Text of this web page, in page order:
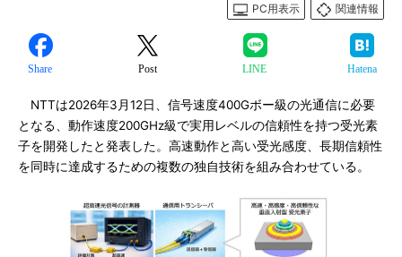
PC用表示
関連情報
Share Post LINE Hatena
NTTは2026年3月12日、信号速度400Gボー級の光通信に必要
となる、動作速度200GHz級で実用レベルの信頼性を持つ受光素
子を開発したと発表した。高速動作と高い受光感度、長期信頼性
を同時に達成するための複数の独自技術を組み合わせている。